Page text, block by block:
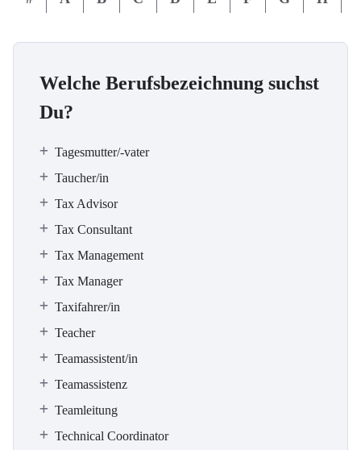
Welche Berufsbezeichnung suchst
Du?
Tagesmutter/-vater
Taucher/in
Tax Advisor
Tax Consultant
Tax Management
Tax Manager
Taxifahrer/in
Teacher
Teamassistent/in
Teamassistenz
Teamleitung
Technical Coordinator